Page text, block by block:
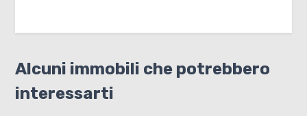
Alcuni immobili che potrebbero
interessarti